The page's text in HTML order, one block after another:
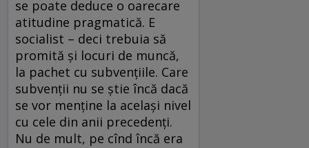
se poate deduce o oarecare
atitudine pragmatică. E
socialist – deci trebuia să
promită şi locuri de muncă,
la pachet cu subvenţiile. Care
subvenţii nu se ştie încă dacă
se vor menţine la acelaşi nivel
cu cele din anii precedenţi.
Nu de mult, pe cînd încă era